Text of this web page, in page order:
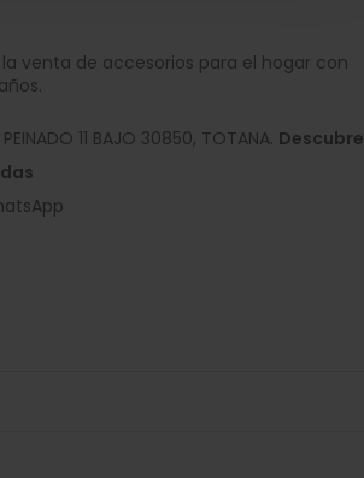
venta de accesorios para el hogar con
11 BAJO 30850, TOTANA. Descubre